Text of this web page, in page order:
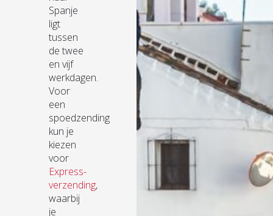
Spanje
ligt
tussen
de twee
en vijf
werkdagen.
Voor
een
spoedzending
kun je
kiezen
voor
Express-
verzending,
waarbij
je